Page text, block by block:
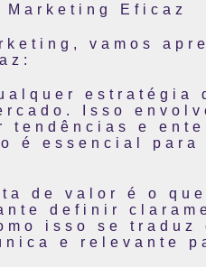
Marketing Eficaz
vamos
estratégia
Isso
e
é essencial para
de valor é o
definir
isso se traduz
e relevante